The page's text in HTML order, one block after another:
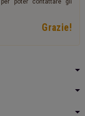
per poter contattare gli
Grazie!